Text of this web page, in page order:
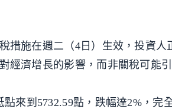
措施在週二（4日）生效，投資人
經濟增長的影響，而非關稅可能
來到5732.59點，跌幅達2%，完